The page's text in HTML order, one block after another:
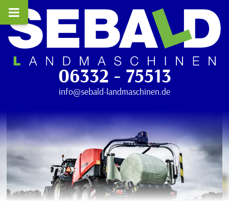
06332 - 75513
info@sebald-landmaschinen.de